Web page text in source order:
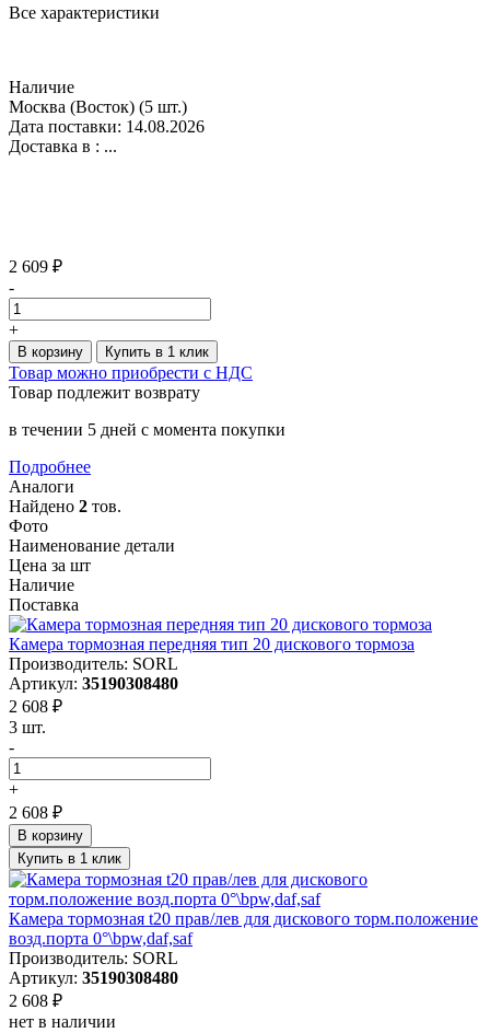
Все характеристики
Наличие
Москва (Восток) (5 шт.)
Дата поставки: 14.08.2026
Доставка в : ...
2 609 ₽
-
+
В корзину Купить в 1 клик
Товар можно приобрести с НДС
Товар подлежит возврату
в течении 5 дней с момента покупки
Подробнее
Аналоги
Найдено 2 тов.
Фото
Наименование детали
Цена за шт
Наличие
Поставка
Камера тормозная передняя тип 20 дискового тормоза
Производитель: SORL
Артикул: 35190308480
2 608 ₽
3 шт.
-
+
2 608 ₽
В корзину
Купить в 1 клик
Камера тормозная t20 прав/лев для дискового торм.положение
возд.порта 0°\bpw,daf,saf
Производитель: SORL
Артикул: 35190308480
2 608 ₽
нет в наличии